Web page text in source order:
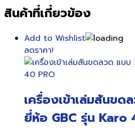
สินค้าที่เกี่ยวข้อง
Add to Wishlist
ลดราคา!
เครื่องเข้าเล่มสันขด
ยี่ห้อ GBC รุ่น Karo